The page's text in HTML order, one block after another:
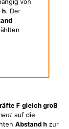
von
h. Der
F gleich groß
auf die
Abstand h zur